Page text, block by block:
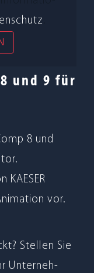
und 9 für
8 und
vor.
Stel­len Sie
Unter­neh­